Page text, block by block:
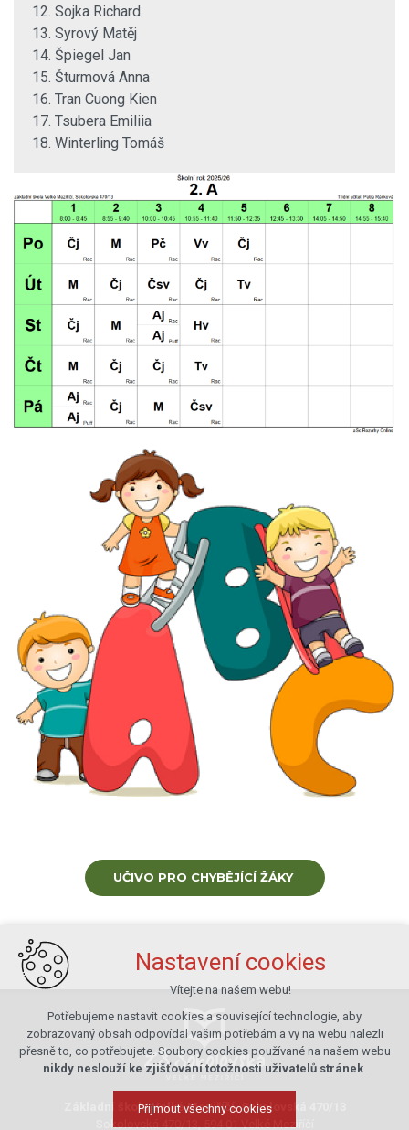
12. Sojka Richard
13. Syrový Matěj
14. Špiegel Jan
15. Šturmová Anna
16. Tran Cuong Kien
17. Tsubera Emiliia
18. Winterling Tomáš
UČIVO PRO CHYBĚJÍCÍ ŽÁKY
Základní škola Velké Meziříčí, Sokolovská 470/13
Sokolovská 470/13, 594 01 Velké Meziříčí
Nastavení cookies
Vítejte na našem webu!
Potřebujeme nastavit cookies a související technologie, aby
zobrazovaný obsah odpovídal vašim potřebám a vy na webu nalezli
přesně to, co potřebujete. Soubory cookies používané na našem webu
nikdy neslouží ke zjišťování totožnosti uživatelů stránek.
Přijmout všechny cookies